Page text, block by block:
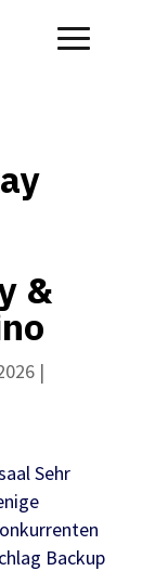
&
|
Sehr
Backup